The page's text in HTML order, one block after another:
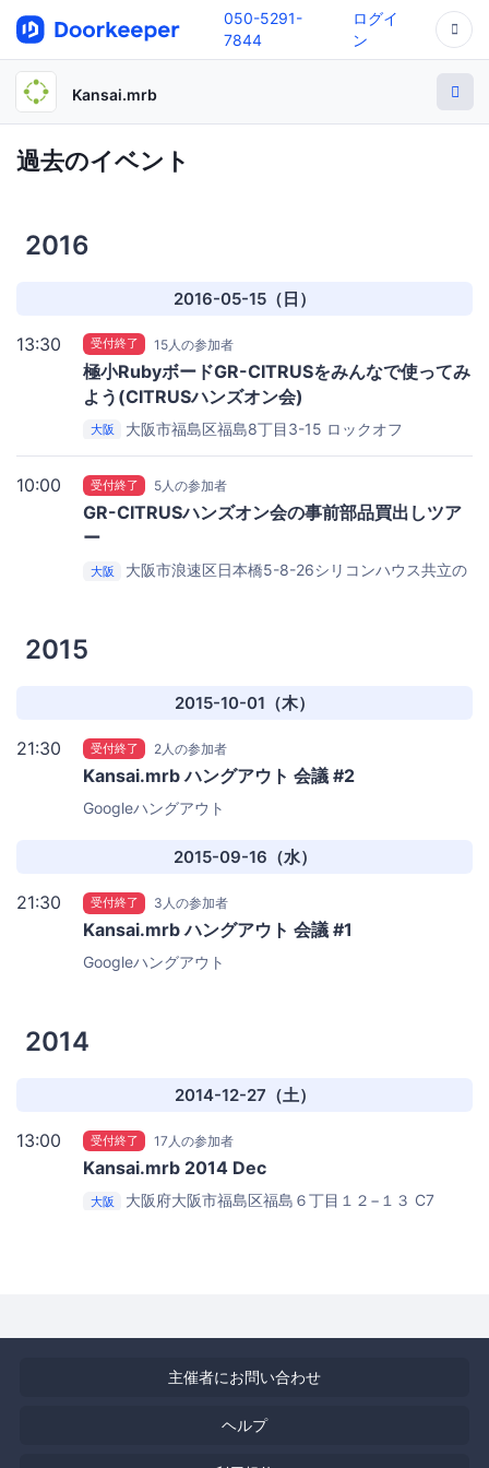
050-5291-
7844
ログイ
ン
Kansai.mrb
過去のイベント
2016
2016-05-15（日）
13:30 受付終了 15人の参加者
極小RubyボードGR-CITRUSをみんなで使ってみ
よう(CITRUSハンズオン会)
大阪 大阪市福島区福島8丁目3-15 ロックオフ
10:00 受付終了 5人の参加者
GR-CITRUSハンズオン会の事前部品買出しツア
ー
大阪
大阪市浪速区日本橋5-8-26シリコンハウス共立の
2015
2015-10-01（木）
21:30 受付終了 2人の参加者
Kansai.mrb ハングアウト 会議 #2
Googleハングアウト
2015-09-16（水）
21:30 受付終了 3人の参加者
Kansai.mrb ハングアウト 会議 #1
Googleハングアウト
2014
2014-12-27（土）
13:00 受付終了 17人の参加者
Kansai.mrb 2014 Dec
大阪 大阪府大阪市福島区福島６丁目１２−１３ C7
主催者にお問い合わせ
ヘルプ